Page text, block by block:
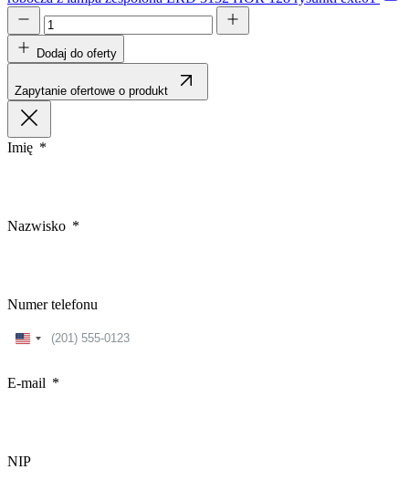
Dodaj do oferty
Zapytanie ofertowe o produkt
Imię
Nazwisko
Numer telefonu
United
E-mail
NIP